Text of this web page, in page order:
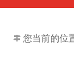
您当前的位